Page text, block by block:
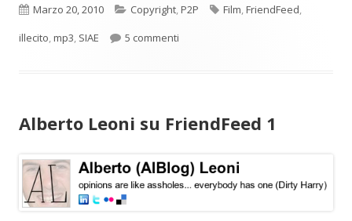
Pubblicato
Marzo 20, 2010 Categorie
Copyright,P2P Tag
Film,FriendFeed,
illecito,mp3, SIAE 5 commenti
Alberto Leoni su FriendFeed 1